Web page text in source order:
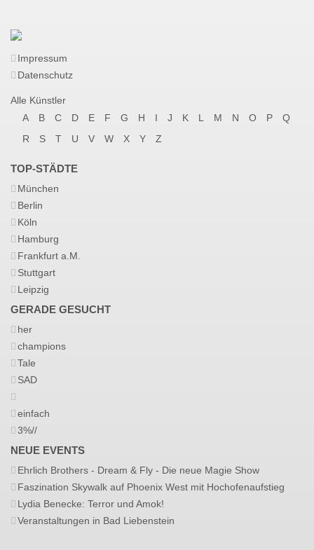
Impressum
Datenschutz
Alle Künstler
A
B C D E F G H I J K L M N O P
Q
R
S T U V W X Y Z
TOP-STÄDTE
München
Berlin
Köln
Hamburg
Frankfurt a.M.
Stuttgart
Leipzig
GERADE GESUCHT
her
champions
Tale
SAD
einfach
3%//
NEUE EVENTS
Ehrlich Brothers - Dream & Fly - Die neue Magie Show
Faszination Skywalk auf Phoenix West mit Hochofenaufstieg
Lydia Benecke: Terror und Amok!
Veranstaltungen in Bad Liebenstein